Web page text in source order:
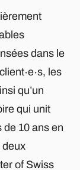
dans le
les
qu’un
qui unit
10 ans en
deux
of Swiss